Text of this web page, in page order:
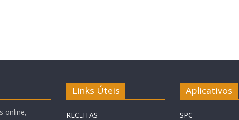
online,
Links Úteis
RECEITAS
Aplicativos
SPC